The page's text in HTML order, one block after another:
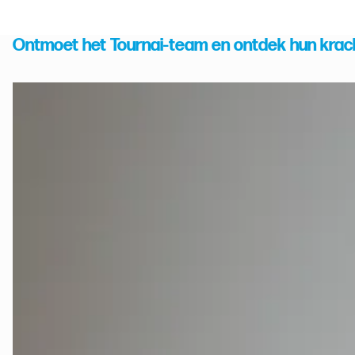
Ontmoet het Tournai-team en ontdek hun